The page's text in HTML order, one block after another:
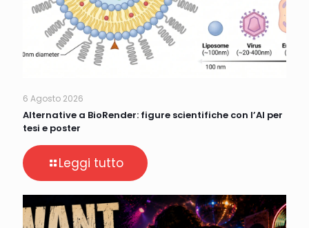
6 Agosto 2026
Alternative a BioRender: figure scientifiche con l’AI per
tesi e poster
Leggi tutto